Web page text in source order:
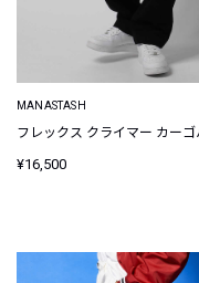
MANASTASH
フレックス クライマー カーゴ
¥16,500